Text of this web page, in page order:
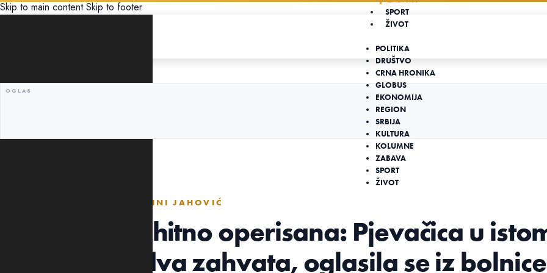
Skip to main content Skip to footer
SPORT
ŽIVOT
POLITIKA
DRUŠTVO
CRNA HRONIKA
GLOBUS
EKONOMIJA
REGION
SRBIJA
KULTURA
KOLUMNE
ZABAVA
SPORT
ŽIVOT
ZAHVALILA KOLEGINICI EMINI JAHOVIĆ
Marija Mikić hitno operisana: Pjevačica u
danu imala dva zahvata, oglasila se iz bolnice